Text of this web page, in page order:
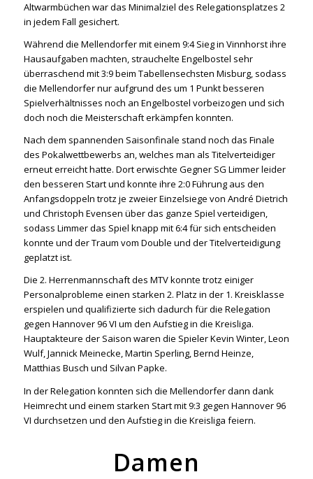
Altwarmbüchen war das Minimalziel des Relegationsplatzes 2
in jedem Fall gesichert.
Während die Mellendorfer mit einem 9:4 Sieg in Vinnhorst ihre
Hausaufgaben machten, strauchelte Engelbostel sehr
überraschend mit 3:9 beim Tabellensechsten Misburg, sodass
die Mellendorfer nur aufgrund des um 1 Punkt besseren
Spielverhältnisses noch an Engelbostel vorbeizogen und sich
doch noch die Meisterschaft erkämpfen konnten.
Nach dem spannenden Saisonfinale stand noch das Finale
des Pokalwettbewerbs an, welches man als Titelverteidiger
erneut erreicht hatte. Dort erwischte Gegner SG Limmer leider
den besseren Start und konnte ihre 2:0 Führung aus den
Anfangsdoppeln trotz je zweier Einzelsiege von André Dietrich
und Christoph Evensen über das ganze Spiel verteidigen,
sodass Limmer das Spiel knapp mit 6:4 für sich entscheiden
konnte und der Traum vom Double und der Titelverteidigung
geplatzt ist.
Die 2. Herrenmannschaft des MTV konnte trotz einiger
Personalprobleme einen starken 2. Platz in der 1. Kreisklasse
erspielen und qualifizierte sich dadurch für die Relegation
gegen Hannover 96 VI um den Aufstieg in die Kreisliga.
Hauptakteure der Saison waren die Spieler Kevin Winter, Leon
Wulf, Jannick Meinecke, Martin Sperling, Bernd Heinze,
Matthias Busch und Silvan Papke.
In der Relegation konnten sich die Mellendorfer dann dank
Heimrecht und einem starken Start mit 9:3 gegen Hannover 96
VI durchsetzen und den Aufstieg in die Kreisliga feiern.
Damen